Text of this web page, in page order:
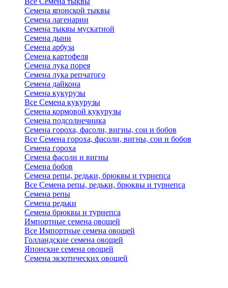
Семена японской тыквы
Семена лагенарии
Семена тыквы мускатной
Семена дыни
Семена арбуза
Семена картофеля
Семена лука порея
Семена лука репчатого
Семена дайкона
Семена кукурузы
Все Семена кукурузы
Семена кормовой кукурузы
Семена подсолнечника
Семена гороха, фасоли, вигны, сои и бобов
Все Семена гороха, фасоли, вигны, сои и бобов
Семена гороха
Семена фасоли и вигны
Семена бобов
Семена репы, редьки, брюквы и турнепса
Все Семена репы, редьки, брюквы и турнепса
Семена репы
Семена редьки
Семена брюквы и турнепса
Импортные семена овощей
Все Импортные семена овощей
Голландские семена овощей
Японские семена овощей
Семена экзотических овощей